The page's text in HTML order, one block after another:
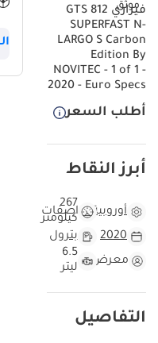
فيراري 812 GTS
SUPERFAST N-
LARGO S Carbon
Edition By
NOVITEC - 1 of 1 -
2020 - Euro Specs
أطلب السعر
أبرز النقاط
أوروبيةمواصفات
267
كيلومتر
2020
بترول
معرض
6.5
ليتر
التفاصيل